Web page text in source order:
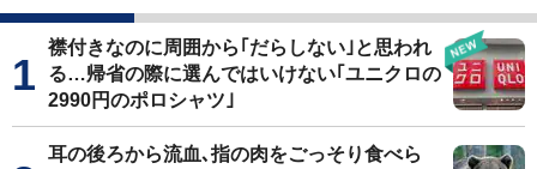
襟付きなのに周囲から｢だらしない｣と思われ
る…帰省の際に選んではいけない｢ユニクロの
2990円のポロシャツ｣
耳の後ろから流血､指の肉をごっそり食べら